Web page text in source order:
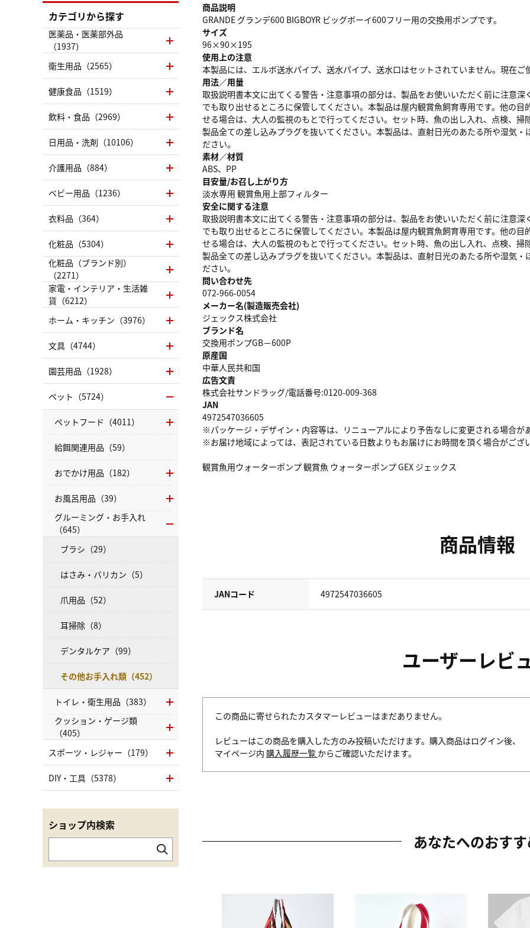
商品説明
GRANDE グランデ600 BIGBOYR ビッグボーイ600フリー用の交換用ポンプです。
サイズ
96×90×195
使用上の注意
本製品には、エルボ送水パイプ、送水パイプ、送水口はセットされていません。現在
用法／用量
取扱説明書本文に出てくる警告・注意事項の部分は、製品をお使いいただく前に注意
でも取り出せるところに保管してください。本製品は屋内観賞魚飼育専用です。他の
せる場合は、大人の監視のもとで行ってください。セット時、魚の出し入れ、点検、
製品全ての差し込みプラグを抜いてください。本製品は、直射日光のあたる所や湿気
ださい。
素材／材質
ABS、PP
目安量/お召し上がり方
淡水専用 観賞魚用上部フィルター
安全に関する注意
取扱説明書本文に出てくる警告・注意事項の部分は、製品をお使いいただく前に注意
でも取り出せるところに保管してください。本製品は屋内観賞魚飼育専用です。他の
せる場合は、大人の監視のもとで行ってください。セット時、魚の出し入れ、点検、
製品全ての差し込みプラグを抜いてください。本製品は、直射日光のあたる所や湿気
ださい。
問い合わせ先
072-966-0054
メーカー名(製造販売会社)
ジェックス株式会社
ブランド名
交換用ポンプGB－600P
原産国
中華人民共和国
広告文責
株式会社サンドラッグ/電話番号:0120-009-368
JAN
4972547036605
※パッケージ・デザイン・内容等は、リニューアルにより予告なしに変更される場合が
※お届け地域によっては、表記されている日数よりもお届けにお時間を頂く場合がござ
観賞魚用ウォーターポンプ 観賞魚 ウォーターポンプ GEX ジェックス
商品情報
JANコード 4972547036605
ユーザーレビ
この商品に寄せられたカスタマーレビューはまだありません。
レビューはこの商品を購入した方のみ投稿いただけます。購入商品はログイン後、
マイページ内 購入履歴一覧 からご確認いただけます。
あなたへのおす
カテゴリから探す
医薬品・医薬部外品
（1937）
衛生用品（2565）
健康食品（1519）
飲料・食品（2969）
日用品・洗剤（10106）
介護用品（884）
ベビー用品（1236）
衣料品（364）
化粧品（5304）
化粧品（ブランド別）
（2271）
家電・インテリア・生活雑
貨（6212）
ホーム・キッチン（3976）
文具（4744）
園芸用品（1928）
ペット（5724）
ペットフード（4011）
給餌関連用品（59）
おでかけ用品（182）
お風呂用品（39）
グルーミング・お手入れ
（645）
ブラシ（29）
はさみ・バリカン（5）
爪用品（52）
耳掃除（8）
デンタルケア（99）
その他お手入れ類（452）
トイレ・衛生用品（383）
クッション・ゲージ類
（405）
スポーツ・レジャー（179）
DIY・工具（5378）
ショップ内検索